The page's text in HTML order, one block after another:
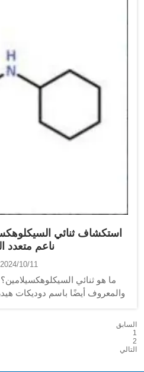
استكشاف ثنائي
ناعم متعدد
2024/10/11
ما هو ثنائي
والمعروف أيضًا باسم دوديكات
السابق
1
2
التالي